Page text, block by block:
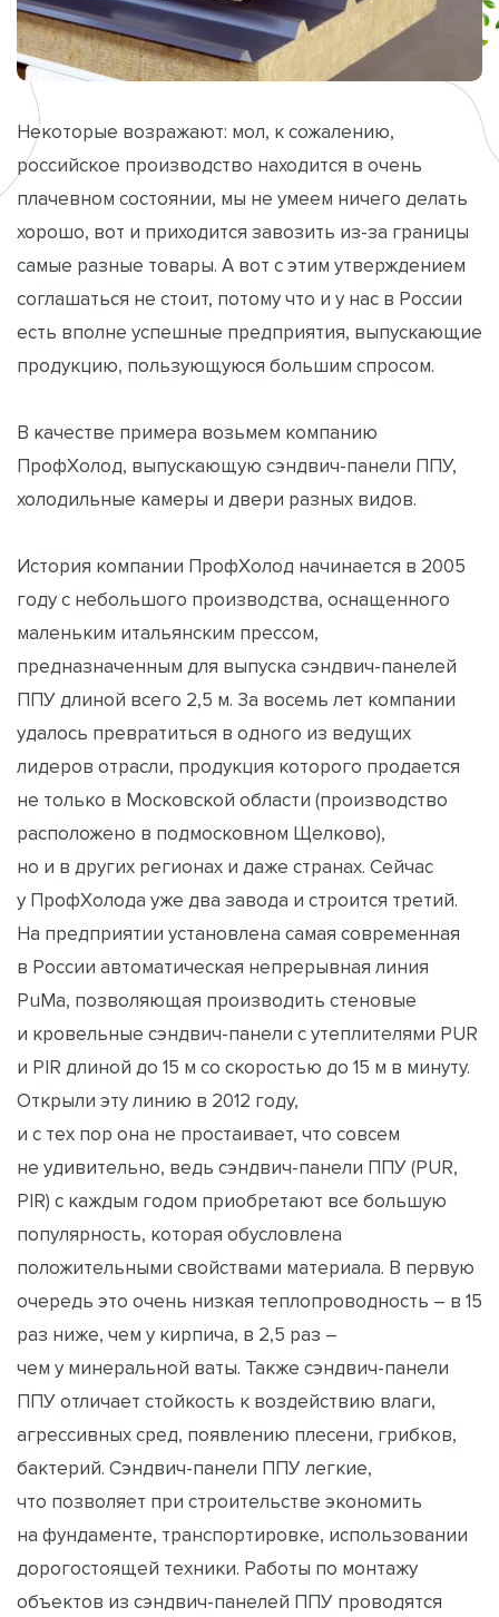
Некоторые возражают: мол, к сожалению,
российское производство находится в очень
плачевном состоянии, мы не умеем ничего делать
хорошо, вот и приходится завозить из-за границы
самые разные товары. А вот с этим утверждением
соглашаться не стоит, потому что и у нас в России
есть вполне успешные предприятия, выпускающие
продукцию, пользующуюся большим спросом.
В качестве примера возьмем компанию
ПрофХолод, выпускающую сэндвич-панели ППУ,
холодильные камеры и двери разных видов.
История компании ПрофХолод начинается в 2005
году с небольшого производства, оснащенного
маленьким итальянским прессом,
предназначенным для выпуска сэндвич-панелей
ППУ длиной всего 2,5 м. За восемь лет компании
удалось превратиться в одного из ведущих
лидеров отрасли, продукция которого продается
не только в Московской области (производство
расположено в подмосковном Щелково),
но и в других регионах и даже странах. Сейчас
у ПрофХолода уже два завода и строится третий.
На предприятии установлена самая современная
в России автоматическая непрерывная линия
PuMa, позволяющая производить стеновые
и кровельные сэндвич-панели с утеплителями PUR
и PIR длиной до 15 м со скоростью до 15 м в минуту.
Открыли эту линию в 2012 году,
и с тех пор она не простаивает, что совсем
не удивительно, ведь сэндвич-панели ППУ (PUR,
PIR) с каждым годом приобретают все большую
популярность, которая обусловлена
положительными свойствами материала. В первую
очередь это очень низкая теплопроводность – в 15
раз ниже, чем у кирпича, в 2,5 раз –
чем у минеральной ваты. Также сэндвич-панели
ППУ отличает стойкость к воздействию влаги,
агрессивных сред, появлению плесени, грибков,
бактерий. Сэндвич-панели ППУ легкие,
что позволяет при строительстве экономить
на фундаменте, транспортировке, использовании
дорогостоящей техники. Работы по монтажу
объектов из сэндвич-панелей ППУ проводятся